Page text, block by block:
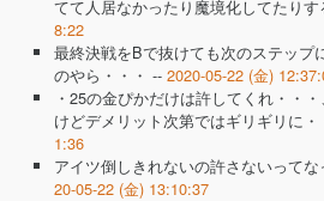
てて人居なかったり魔境化してたりす
8:22
最終決戦をBで抜けても次のステップ
のやら・・・ -- 2020-05-22 (金)
・25の金ぴかだけは許してくれ・・
けどデメリット次第ではギリギリに・
1:36
アイツ倒しきれないの許さないって
20-05-22 (金) 13:10:37